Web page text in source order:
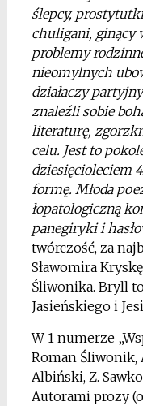
ślepcy,
chuligani, ginący
problemy
nieomylnych
działaczy
znaleźli sobie
literaturę,
celu. Jest to
dziesięcioleciem
formę. Młoda
łopatologiczną
panegiryki i
twórczość, za
Sławomira
Śliwonika. Bryll
Jasieńskiego i
W 1 numerze
Roman Śliwonik,
Albiński, Z.
Autorami prozy